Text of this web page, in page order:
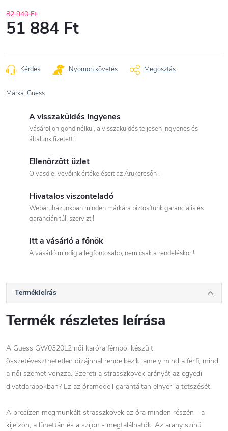
82 940 Ft
51 884 Ft
Kérdés Nyomon követés Megosztás
Márka: Guess
A visszaküldés ingyenes
Vásároljon gond nélkül, a visszaküldés teljesen ingyenes és
általunk fizetett !
Ellenőrzött üzlet
Olvasd el vevőink értékeléseit az Árukeresőn !
Hivatalos viszonteladó
Webáruházunkban minden márkára biztosítunk garanciális és
garancián túli szervizt !
Itt a vásárló a főnök
A vásárló mindig a legfontosabb, nem csak a rendeléskor !
Termékleírás
Termék részletes leírása
A Guess GW0320L2 női karóra fémből készült,
összetéveszthetetlen dizájnnal rendelkezik, amely mind a férfi, mind
a női szemet vonzza. Szereti a strasszkövek arányát az egyedi
divatdarabokban? Ez az óramodell garantáltan elnyeri a tetszését.
A precízen megmunkált strasszkövek az óra minden részén - a
kijelzőn, a lünettán és a szíjon - megtalálhatók. Az arany színű